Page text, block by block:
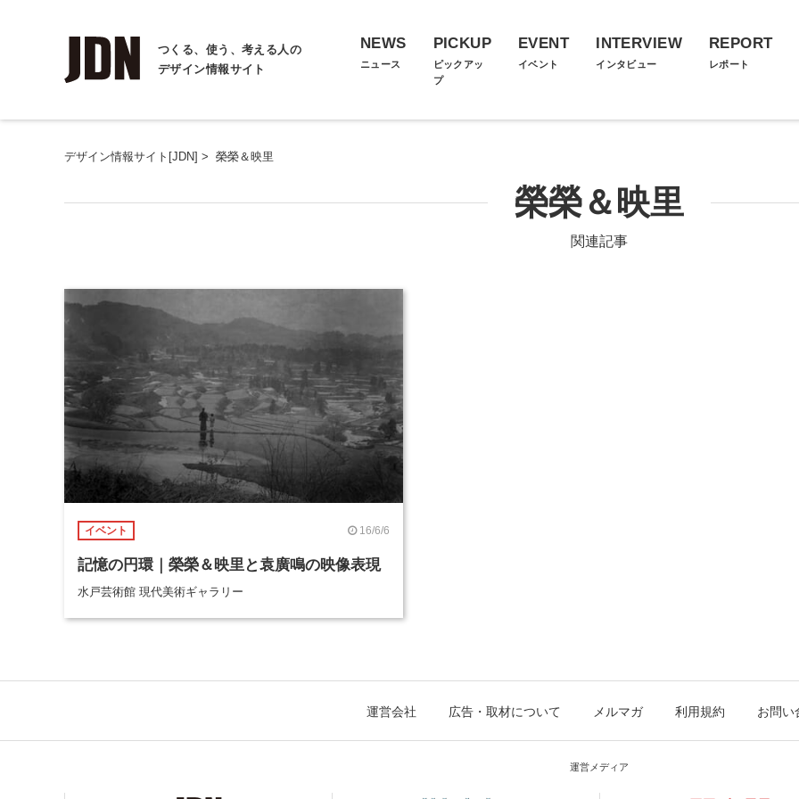
つくる、使う、考える人の
デザイン情報サイト
NEWS
ニュース
PICKUP
ピックアッ
プ
EVENT
イベント
INTERVIEW
インタビュー
REPORT
レポート
デザイン情報サイト[JDN] > 榮榮＆映里
榮榮＆映里
関連記事
イベント 16/6/6
記憶の円環｜榮榮＆映里と袁廣鳴の映像表現
水戸芸術館 現代美術ギャラリー
運営会社 広告・取材について メルマガ 利用規約 お問い
運営メディア